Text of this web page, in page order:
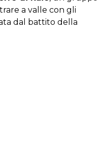
a valle con gli
dal battito della